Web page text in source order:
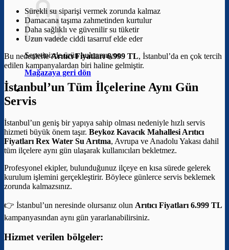
Sepetinizde ürün bulunmuyor.
Mağazaya geri dön
Sürekli su siparişi vermek zorunda kalmaz
Damacana taşıma zahmetinden kurtulur
Daha sağlıklı ve güvenilir su tüketir
Uzun vadede ciddi tasarruf elde eder
Bu nedenlerleArıtıcı Fiyatları 6.999 TL, İstanbul’da en çok tercih
edilen kampanyalardan biri haline gelmiştir.
İstanbul’un Tüm İlçelerine Aynı Gün
Servis
İstanbul’un geniş bir yapıya sahip olması nedeniyle hızlı servis
hizmeti büyük önem taşır. Beykoz Kavacık Mahallesi Arıtıcı
Fiyatları Rex Water Su Arıtma, Avrupa ve Anadolu Yakası dahil
tüm ilçelere aynı gün ulaşarak kullanıcıları bekletmez.
Profesyonel ekipler, bulunduğunuz ilçeye en kısa sürede gelerek
kurulum işlemini gerçekleştirir. Böylece günlerce servis beklemek
zorunda kalmazsınız.
👉 İstanbul’un neresinde olursanız olun Arıtıcı Fiyatları 6.999 TL
kampanyasından aynı gün yararlanabilirsiniz.
Hizmet verilen bölgeler: